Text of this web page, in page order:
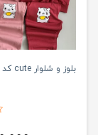
بلوز و شلوار cute کد ۲۳۶۳